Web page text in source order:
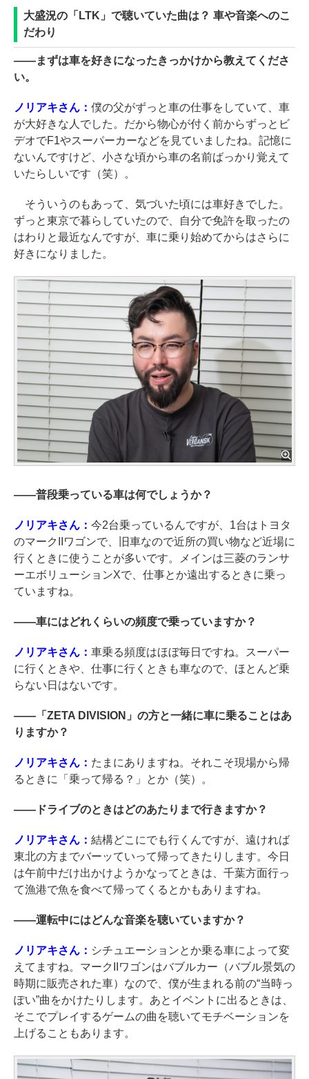
大盛況の「LTK」で聴いていた曲は？ 車や音楽へのこ
だわり
――まずは車を好きになったきっかけから教えてくださ
い。
ノリアキさん： 僕の父がずっと車の仕事をしていて、車
が大好きな人でした。だから物心が付く前からずっとビ
デオでF1やスーパーカーなどを見ていましたね。記憶に
ないんですけど、小さな頃から車の名前ばっかり覚えて
いたらしいです（笑）。
そういうのもあって、気づいた頃には車好きでした。
ずっと東京で暮らしていたので、自分で免許を取ったの
はわりと最近なんですが、車に乗り始めてからはさらに
好きになりました。
――普段乗っている車は何でしょうか？
ノリアキさん： 今2台乗っているんですが、1台はトヨタ
のマークIIワゴンで、旧車なので近所の買い物など近場に
行くときに使うことが多いです。メインは三菱のランサ
ーエボリューションXで、仕事とか遠出するときに乗っ
ていますね。
――車にはどれくらいの頻度で乗っていますか？
ノリアキさん： 車乗る頻度はほぼ毎日ですね。スーパー
に行くときや、仕事に行くときも車なので、ほとんど乗
らない日はないです。
――「ZETA DIVISION」の方と一緒に車に乗ることはあ
りますか？
ノリアキさん： たまにありますね。それこそ現場から帰
るときに「乗って帰る？」とか（笑）。
――ドライブのときはどのあたりまで行きますか？
ノリアキさん： 結構どこにでも行くんですが、遠ければ
東北の方までバーッていって帰ってきたりします。今日
は午前中だけ出かけようかなってときは、千葉方面行っ
て漁港で魚を食べて帰ってくるとかもありますね。
――運転中にはどんな音楽を聴いていますか？
ノリアキさん： シチュエーションとか乗る車によって変
えてますね。マークIIワゴンはバブルカー（バブル景気の
時期に販売された車）なので、僕が生まれる前の“当時っ
ぽい”曲をかけたりします。あとイベントに出るときは、
そこでプレイするゲームの曲を聴いてモチベーションを
上げることもあります。